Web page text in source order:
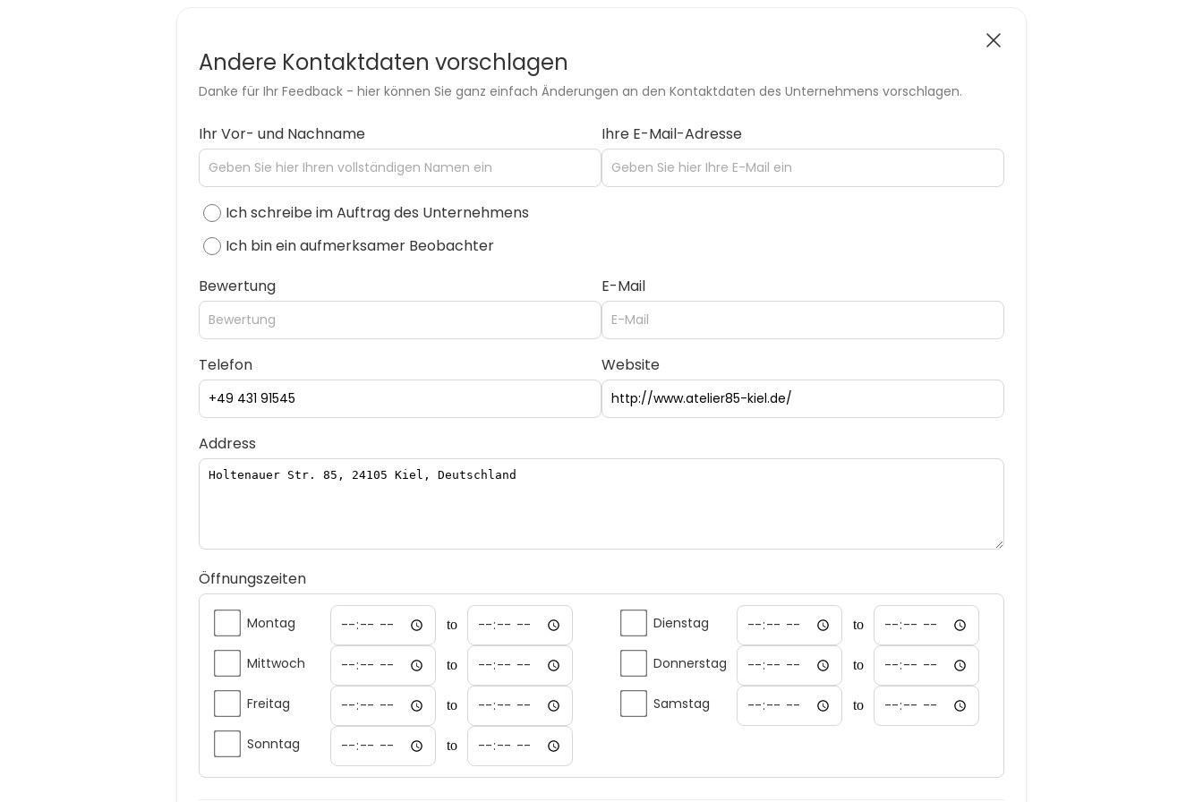
Andere Kontaktdaten vorschlagen
Danke für Ihr Feedback - hier können Sie ganz einfach Änderungen an den Kontaktdaten des Unternehmens vorschlagen.
Ihr Vor- und Nachname Ihre E-Mail-Adresse
Ich schreibe im Auftrag des Unternehmens
Ich bin ein aufmerksamer Beobachter
Bewertung
E-Mail
Telefon Website
Address
Öffnungszeiten
Montag to Dienstag to
Mittwoch to Donnerstag to
Freitag to Samstag to
Sonntag to